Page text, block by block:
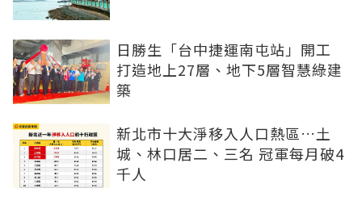
日勝生「台中捷運南屯站」開工
打造地上27層、地下5層智慧綠建
築
新北市十大淨移入人口熱區…土
城、林口居二、三名 冠軍每月破4
千人